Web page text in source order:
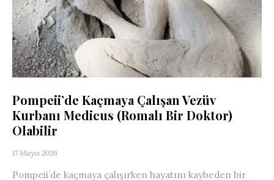
Pompeii’de Kaçmaya Çalışan Vezüv
Kurbanı Medicus (Romalı Bir Doktor)
Olabilir
17 Mayıs 2026
Pompeii’de kaçmaya çalışırken hayatını kaybeden bir